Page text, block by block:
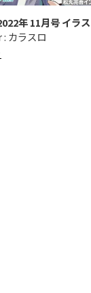
年 11月号 イラ
カラスロ